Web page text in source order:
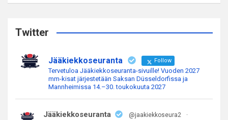
a
c
Twitter
Jääkiekkoseuranta Follow
Tervetuloa Jääkiekkoseuranta-sivuille! Vuoden 2027
mm-kisat järjestetään Saksan Düsseldorfissa ja
Mannheimissa 14.–30. toukokuuta 2027
Jääkiekkoseuranta @jaakiekkoseura2
·